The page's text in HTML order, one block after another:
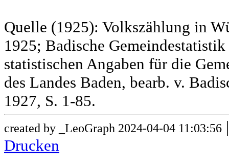
Quelle (1925): Volkszählung in
1925; Badische
statistischen Angaben für die
des Landes Baden, bearb. v.
1927, S. 1-85.
created by _LeoGraph 2024-04-04 11:03:56
Drucken